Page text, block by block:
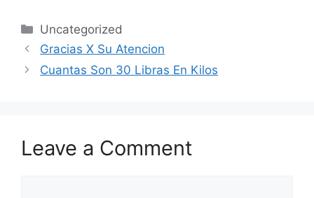
Categories
Uncategorized
Gracias X Su Atencion
Cuantas Son 30 Libras En Kilos
Leave a Comment